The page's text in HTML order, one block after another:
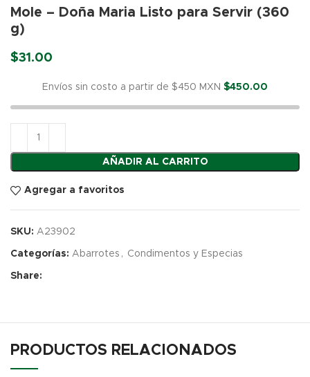
Mole – Doña Maria Listo para Servir (360
g)
$31.00
AÑADIR AL CARRITO
Envíos sin costo a partir de $450 MXN $450.00
Agregar a favoritos
SKU: A23902
Categorías: Abarrotes , Condimentos y Especias
Share:
PRODUCTOS RELACIONADOS